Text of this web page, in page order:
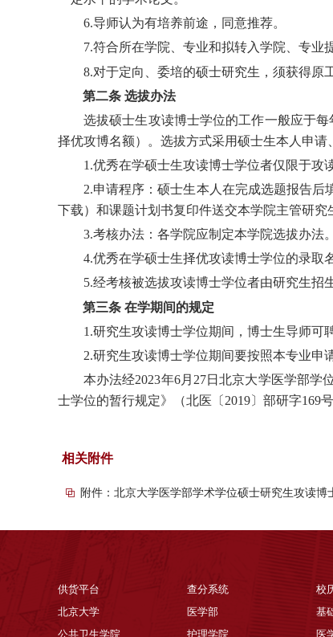
6.导师认为有培养前途，同意推荐。
7.符合所在学院、专业和拟转入学院、专业
8.对于定向、委培的硕士研究生，须获得原
第二条 选拔办法
选拔硕士生攻读博士学位的工作一般应于
择优攻博名额）。选拔方式采用硕士生本人申请
1.优秀在学硕士生攻读博士学位者仅限于攻
2.申请程序：硕士生本人在完成选题报告
下载）和课题计划书复印件送交本学院主管研
3.考核办法：各学院应制定本学院选拔办法
4.优秀在学硕士生择优攻读博士学位的录取
5.经考核被选拔攻读博士学位者由研究生招
第三条 在学期间的规定
1.研究生攻读博士学位期间，博士生导师可
2.研究生攻读博士学位期间要按照本专业申
本办法经2023年6月 27日北京大学医学部学
士学位的暂行规定》（北医 〔 2019〕 部研字169
相关附件
附件：北京大学医学部学术学位硕士研究生攻读博
供货平台 查分系统
校
北京大学
医学部
基
公共卫生学院
护理学院 医